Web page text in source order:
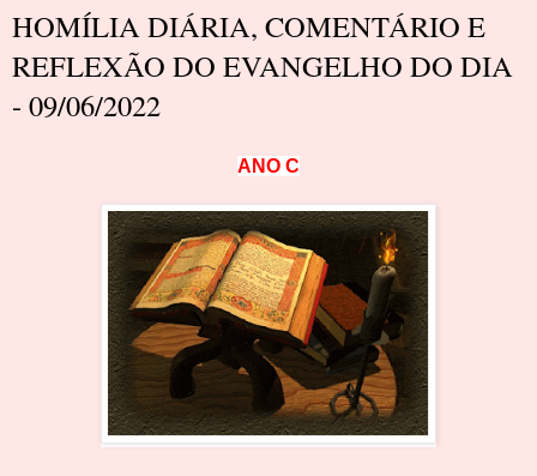
HOMÍLIA DIÁRIA, COMENTÁRIO E
REFLEXÃO DO EVANGELHO DO DIA
- 09/06/2022
A NO C